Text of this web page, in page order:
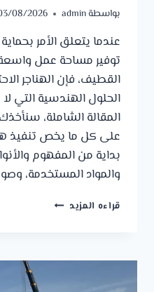
بواسطةadmin
08/2026
عندما يتعلق الأمر
توفير مساحة عمل
القطيف، فإن الهناجر
الحلول الهندسية التي
المقالة الشاملة،
على كل ما يخص تنفيذ
بداية من المفهوم
والمواد المستخدمة،
قراءه المزيد تنفيذ